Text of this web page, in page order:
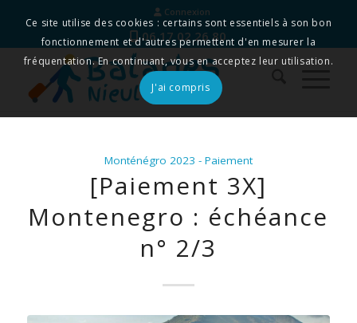
Connexion
06 17 02 26 80
Monténégro 2023 - Paiement
[Paiement 3X]
Montenegro : échéance
n° 2/3
Ce site utilise des cookies : certains sont essentiels à son bon
fonctionnement et d'autres permettent d'en mesurer la
fréquentation. En continuant, vous en acceptez leur utilisation.
J'ai compris